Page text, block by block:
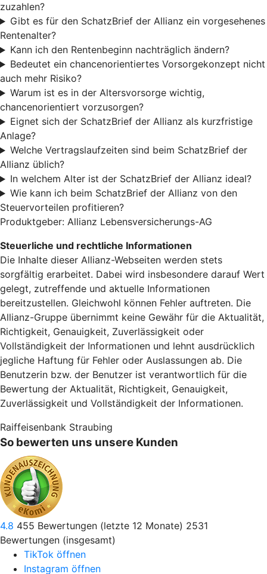
zuzahlen?
Gibt es für den SchatzBrief der Allianz ein vorgesehenes
Rentenalter?
Kann ich den Rentenbeginn nachträglich ändern?
Bedeutet ein chancenorientiertes Vorsorgekonzept nicht
auch mehr Risiko?
Warum ist es in der Altersvorsorge wichtig,
chancenorientiert vorzusorgen?
Eignet sich der SchatzBrief der Allianz als kurzfristige
Anlage?
Welche Vertragslaufzeiten sind beim SchatzBrief der
Allianz üblich?
In welchem Alter ist der SchatzBrief der Allianz ideal?
Wie kann ich beim SchatzBrief der Allianz von den
Steuervorteilen profitieren?
Produktgeber: Allianz Lebensversicherungs-AG
Steuerliche und rechtliche Informationen
Die Inhalte dieser Allianz-Webseiten werden stets
sorgfältig erarbeitet. Dabei wird insbesondere darauf Wert
gelegt, zutreffende und aktuelle Informationen
bereitzustellen. Gleichwohl können Fehler auftreten. Die
Allianz-Gruppe übernimmt keine Gewähr für die Aktualität,
Richtigkeit, Genauigkeit, Zuverlässigkeit oder
Vollständigkeit der Informationen und lehnt ausdrücklich
jegliche Haftung für Fehler oder Auslassungen ab. Die
Benutzerin bzw. der Benutzer ist verantwortlich für die
Bewertung der Aktualität, Richtigkeit, Genauigkeit,
Zuverlässigkeit und Vollständigkeit der Informationen.
Raiffeisenbank Straubing
So bewerten uns unsere Kunden
4.8 455 Bewertungen (letzte 12 Monate) 2531
Bewertungen (insgesamt)
TikTok öffnen
Instagram öffnen